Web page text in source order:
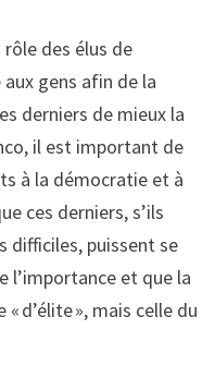
des élus de
gens afin de la
derniers de mieux la
il est important de
à la démocratie et à
ces derniers, s’ils
difficiles, puissent se
l’importance et que la
d’élite », mais celle du